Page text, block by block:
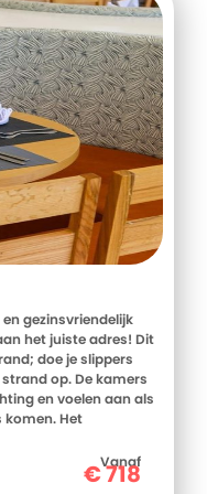
gezinsvriendelijk
het juiste adres! Dit
doe je slippers
op. De kamers
en voelen aan als
komen. Het
zich vermaken in het
warme zonnestralen
Vanaf
€718